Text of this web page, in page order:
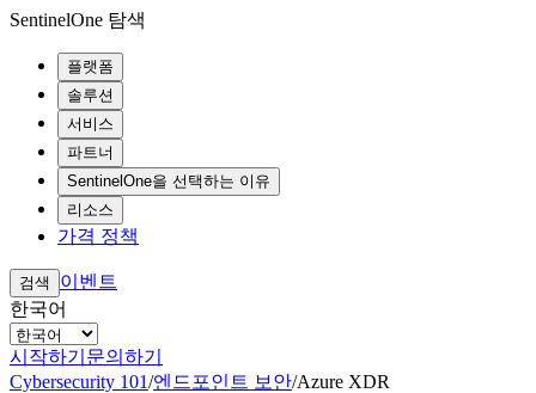
SentinelOne 탐색
플랫폼
솔루션
서비스
파트너
SentinelOne을 선택하는 이유
리소스
가격 정책
검색
이벤트
한국어
시작하기 문의하기
Cybersecurity 101/엔드포인트 보안/Azure XDR